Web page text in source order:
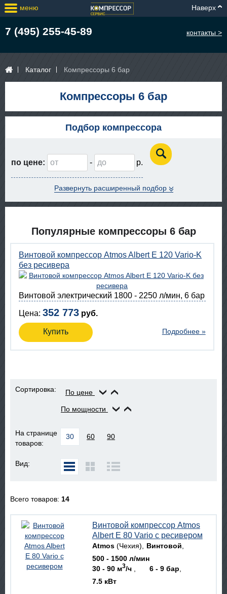
меню Наверх
7 (495) 255-45-89 контакты >
Каталог Компрессоры 6 бар
Компрессоры 6 бар
Подбор компрессора
по цене: -
Развернуть расширенный подбор
Популярные компрессоры 6 бар
Винтовой компрессор Atmos Albert E 120 Vario-K
без ресивера
Винтовой электрический 1800 - 2250 л/мин, 6 бар
Цена: 352 773 руб.
Купить Подробнее »
Сортировка: По цене
По мощности
На странице
товаров:
30 60 90
Вид:
Всего товаров: 14
Винтовой компрессор Atmos
Albert E 80 Vario с ресивером
Atmos(Чехия)
Винтовой
500 - 1500 л/мин
30 - 90 м3/ч
6 - 9 бар
7.5 кВт